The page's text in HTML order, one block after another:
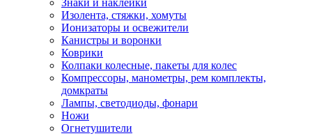
Знаки и наклейки
Изолента, стяжки, хомуты
Ионизаторы и освежители
Канистры и воронки
Коврики
Колпаки колесные, пакеты для колес
Компрессоры, манометры, рем комплекты,
домкраты
Лампы, светодиоды, фонари
Ножи
Огнетушители